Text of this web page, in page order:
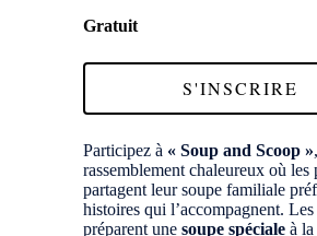
Gratuit
Participez à « Soup and Scoop »
rassemblement chaleureux où les
partagent leur soupe familiale
histoires qui l’accompagnent.
préparent unesoupe spéciale à
S'INSCRIRE